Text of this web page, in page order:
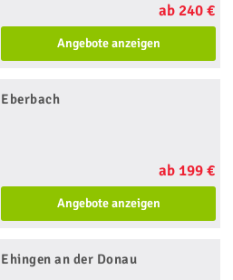
ab 240 €
Angebote anzeigen
Eberbach
ab 199 €
Angebote anzeigen
Ehingen an der Donau